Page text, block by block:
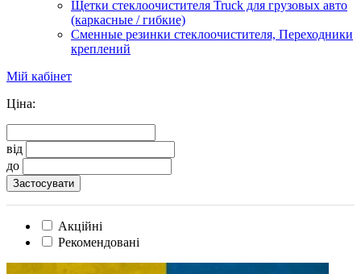
Щетки стеклоочистителя Truck для грузовых авто
(каркасные / гибкие)
Сменные резинки стеклоочистителя, Переходники
креплений
Мій кабінет
Ціна:
від
до
Акційні
Рекомендовані